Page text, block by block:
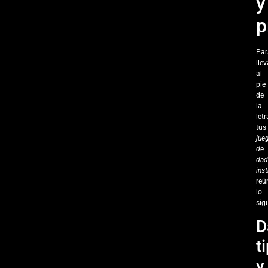
al
pie
de
la
tus
de
lo